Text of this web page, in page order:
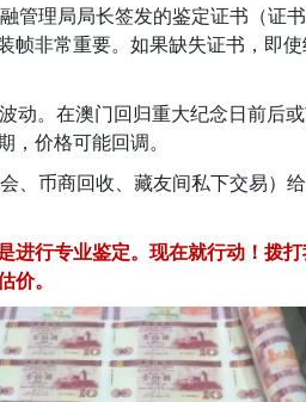
管理局局长签发的鉴定证书（证
帧非常重要。如果缺失证书，即
动。在澳门回归重大纪念日前后
价格可能回调。
、币商回收、藏友间私下交易）
进行专业鉴定。现在就行动！拨
价。